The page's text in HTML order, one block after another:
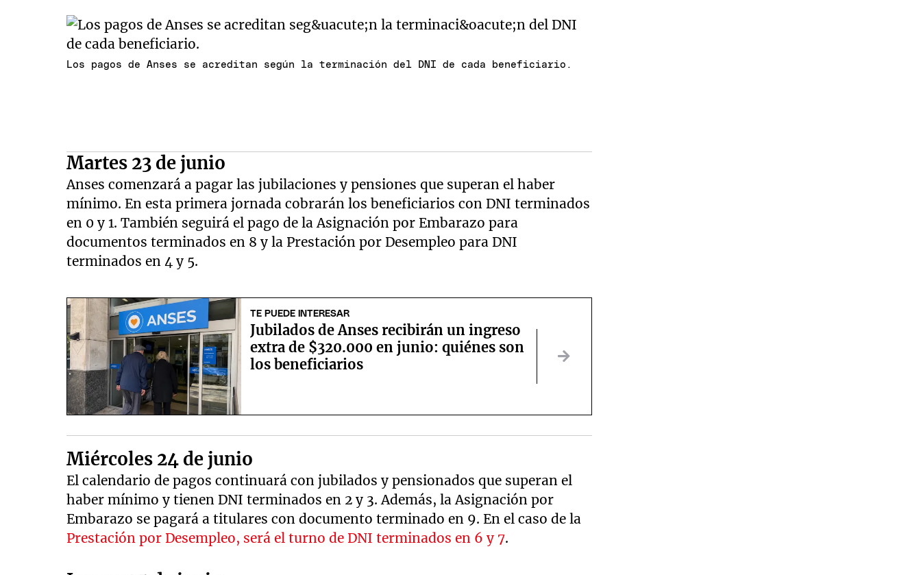
Los pagos de Anses se acreditan según la terminación del DNI de cada beneficiario.
Martes 23 de junio
Anses comenzará a pagar las jubilaciones y pensiones que superan el haber
mínimo. En esta primera jornada cobrarán los beneficiarios con DNI terminados
en 0 y 1. También seguirá el pago de la Asignación por Embarazo para
documentos terminados en 8 y la Prestación por Desempleo para DNI
terminados en 4 y 5.
TE PUEDE INTERESAR
Jubilados de Anses recibirán un ingreso
extra de $320.000 en junio: quiénes son
los beneficiarios
Miércoles 24 de junio
El calendario de pagos continuará con jubilados y pensionados que superan el
haber mínimo y tienen DNI terminados en 2 y 3. Además, la Asignación por
Embarazo se pagará a titulares con documento terminado en 9. En el caso de la
Prestación por Desempleo, será el turno de DNI terminados en 6 y 7.